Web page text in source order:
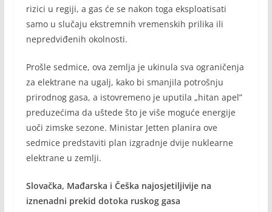
rizici u regiji, a gas će se nakon toga eksploatisati
samo u slučaju ekstremnih vremenskih prilika ili
nepredviđenih okolnosti.
Prošle sedmice, ova zemlja je ukinula sva ograničenja
za elektrane na ugalj, kako bi smanjila potrošnju
prirodnog gasa, a istovremeno je uputila „hitan apel”
preduzećima da uštede što je više moguće energije
uoči zimske sezone. Ministar Jetten planira ove
sedmice predstaviti plan izgradnje dvije nuklearne
elektrane u zemlji.
Slovačka, Mađarska i Češka najosjetiljivije na
iznenadni prekid dotoka ruskog gasa